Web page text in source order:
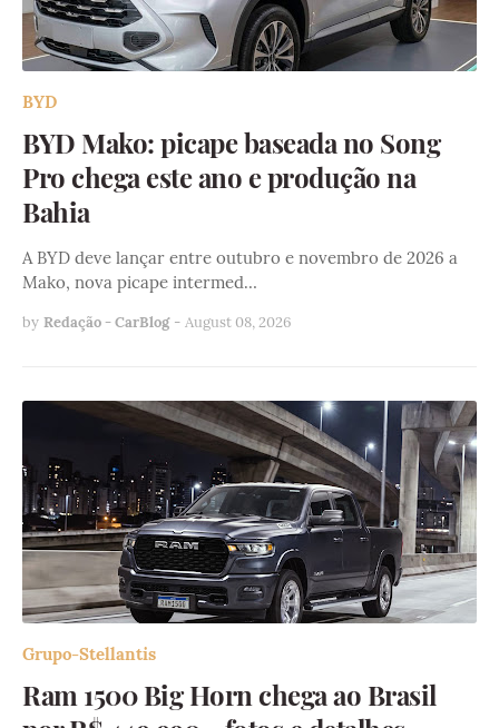
BYD
BYD Mako: picape baseada no Song
Pro chega este ano e produção na
Bahia
A BYD deve lançar entre outubro e novembro de 2026 a
Mako, nova picape intermed…
by Redação - CarBlog - August 08, 2026
Grupo-Stellantis
Ram 1500 Big Horn chega ao Brasil